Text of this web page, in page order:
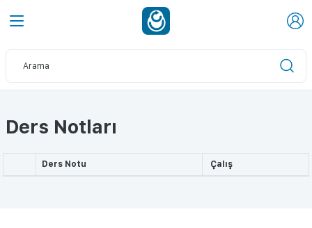
Ders Notları
Ders Notu Çalış